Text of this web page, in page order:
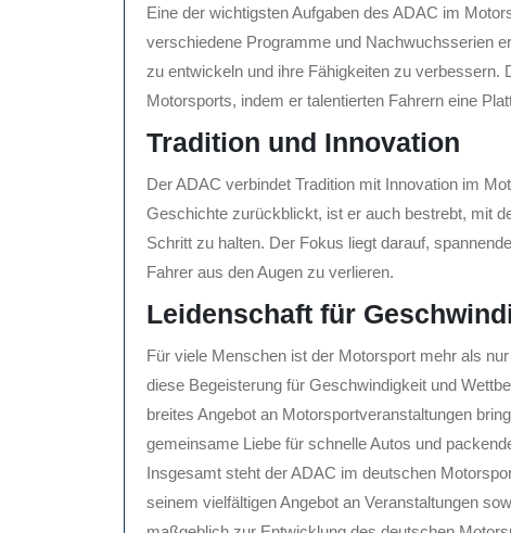
Eine der wichtigsten Aufgaben des ADAC im
verschiedene Programme und Nachwuchsserien
zu entwickeln und ihre Fähigkeiten zu
Motorsports, indem er talentierten Fahrern eine
Tradition und Innovation
Der ADAC verbindet Tradition mit Innovation im
Geschichte zurückblickt, ist er auch bestrebt, mit
Schritt zu halten. Der Fokus liegt darauf,
Fahrer aus den Augen zu verlieren.
Leidenschaft für
Für viele Menschen ist der Motorsport mehr als
diese Begeisterung für Geschwindigkeit und
breites Angebot an Motorsportveranstaltungen
gemeinsame Liebe für schnelle Autos und
Insgesamt steht der ADAC im deutschen
seinem vielfältigen Angebot an Veranstaltungen